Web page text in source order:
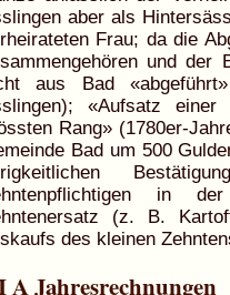
aber als
Frau; da die
und der
aus Bad
«Aufsatz
Rang» (1780er-
Bad um 500
in
(z. B.
des kleinen
Jahresrechnungen